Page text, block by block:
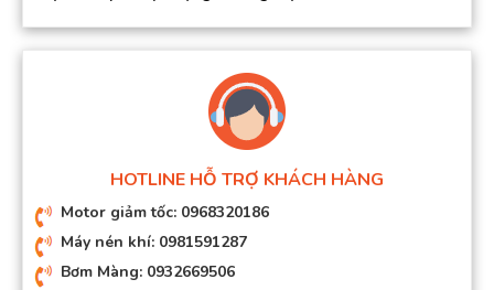
HOTLINE HỖ TRỢ KHÁCH HÀNG
Motor giảm tốc: 0968320186
Máy nén khí: 0981591287
Bơm Màng: 0932669506